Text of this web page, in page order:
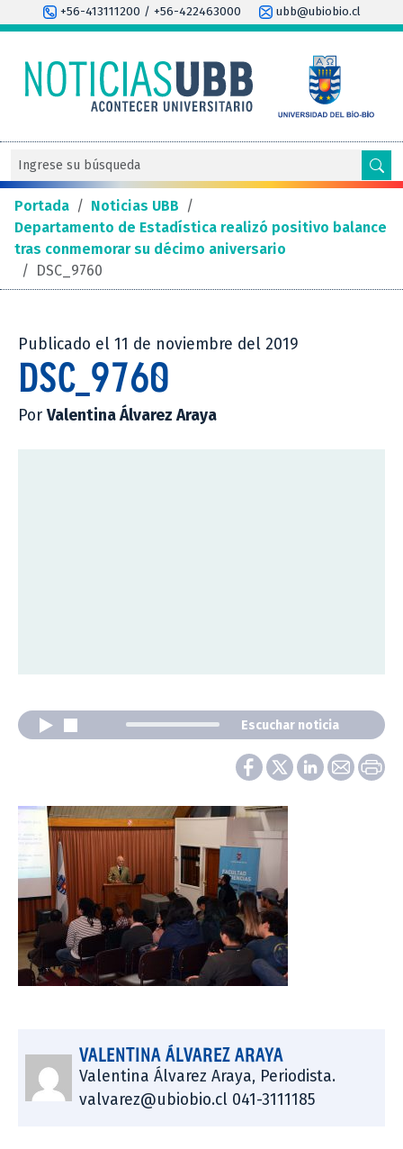
+56-413111200 / +56-422463000 ubb@ubiobio.cl
Portada / Noticias UBB /
Departamento de Estadística realizó positivo balance
tras conmemorar su décimo aniversario
/ DSC_9760
Publicado el 11 de noviembre del 2019
DSC_9760
PorValentina Álvarez Araya
Escuchar noticia
VALENTINA ÁLVAREZ ARAYA
Valentina Álvarez Araya, Periodista.
valvarez@ubiobio.cl 041-3111185